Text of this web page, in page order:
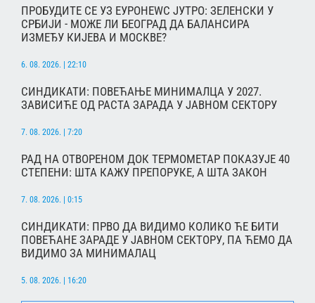
ПРОБУДИТЕ СЕ УЗ ЕУРОНЕWС ЈУТРО: ЗЕЛЕНСКИ У
СРБИЈИ - МОЖЕ ЛИ БЕОГРАД ДА БАЛАНСИРА
ИЗМЕЂУ КИЈЕВА И МОСКВЕ?
6. 08. 2026. | 22:10
СИНДИКАТИ: ПОВЕЋАЊЕ МИНИМАЛЦА У 2027.
ЗАВИСИЋЕ ОД РАСТА ЗАРАДА У ЈАВНОМ СЕКТОРУ
7. 08. 2026. | 7:20
РАД НА ОТВОРЕНОМ ДОК ТЕРМОМЕТАР ПОКАЗУЈЕ 40
СТЕПЕНИ: ШТА КАЖУ ПРЕПОРУКЕ, А ШТА ЗАКОН
7. 08. 2026. | 0:15
СИНДИКАТИ: ПРВО ДА ВИДИМО КОЛИКО ЋЕ БИТИ
ПОВЕЋАНЕ ЗАРАДЕ У ЈАВНОМ СЕКТОРУ, ПА ЋЕМО ДА
ВИДИМО ЗА МИНИМАЛАЦ
5. 08. 2026. | 16:20